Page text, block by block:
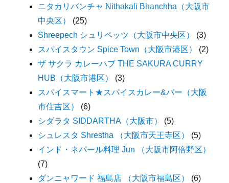
ニタカリバンチャ Nithakali Bhanchha（大阪市
中央区）
(25)
Shreepech シュリペッツ（大阪市中央区）
(3)
スパイスタウン Spice Town（大阪市港区）
(2)
ザ サクラ カレーハブ THE SAKURA CURRY
HUB（大阪市港区）
(3)
スパイスマート★スパイスカレー&バー（大阪
市住吉区）
(6)
シダラタ SIDDARTHA（大阪市）
(5)
シュレスタ Shrestha （大阪市天王寺区）
(5)
インド・ネパール料理 Jun （大阪市阿倍野区）
(7)
ダンニャワード 福島店 （大阪市福島区）
(6)